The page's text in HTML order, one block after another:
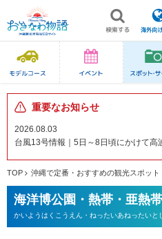
重要なお知らせ
2026.08.03
台風13号情報｜5日～8日頃にかけて高
TOP 沖縄で定番・おすすめの観光スポット
海洋博公園・熱帯・亜熱
かいようはくこうえん・ねったいあねったいと